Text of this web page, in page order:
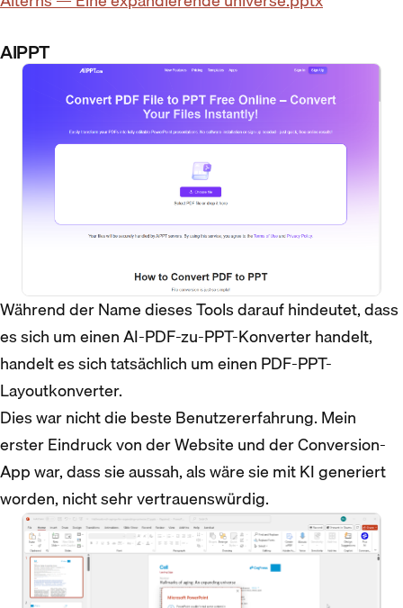
AIPPT
Während der Name dieses Tools darauf hindeutet, dass
es sich um einen AI-PDF-zu-PPT-Konverter handelt,
handelt es sich tatsächlich um einen PDF-PPT-
Layoutkonverter.
Dies war nicht die beste Benutzererfahrung. Mein
erster Eindruck von der Website und der Conversion-
App war, dass sie aussah, als wäre sie mit KI generiert
worden, nicht sehr vertrauenswürdig.